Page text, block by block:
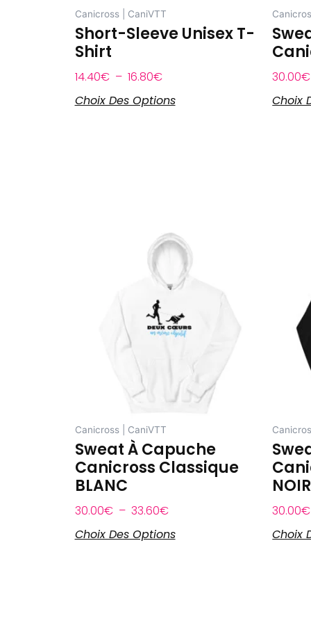
Canicross | CaniVTT
Short-Sleeve Unisex T-
Shirt
14.40€ – 16.80€
Choix Des Options
page
30.00€
Choix
Canicross | CaniVTT
Sweat À Capuche
Canicross Classique
BLANC
30.00€ – 33.60€
Plage
de
prix :
30.00€
33.60€
Choix Des Options
Ce
produit
a
plusieurs
Les
être
choisies
page
du
NOIR
30.00€
Choix